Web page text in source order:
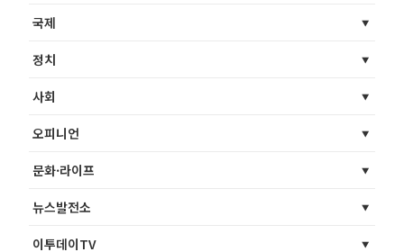
국제
정치
사회
오피니언
문화·라이프
뉴스발전소
이투데이TV